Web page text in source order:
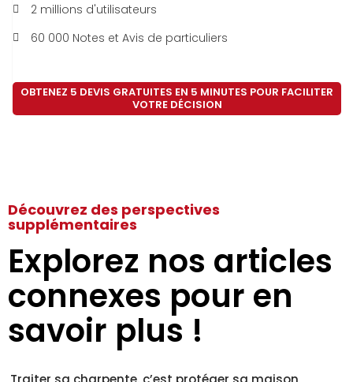
2 millions d'utilisateurs
60 000 Notes et Avis de particuliers
OBTENEZ 5 DEVIS GRATUITES EN 5 MINUTES POUR FACILITER
VOTRE DÉCISION
Découvrez des perspectives
supplémentaires
Explorez nos articles
connexes pour en
savoir plus !